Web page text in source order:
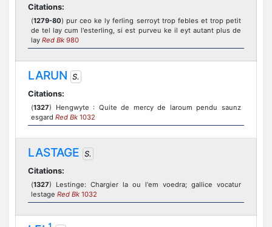
Citations:
(1279-80) pur ceo ke ly ferling serroyt trop febles et trop petit
de tel lay cum l'esterling, si est purveu ke il eyt autant plus de
lay Red Bk 980
LARUN S.
Citations:
(1327) Hengwyte : Quite de mercy de laroum pendu saunz
esgard Red Bk 1032
LASTAGE S.
Citations:
(1327) Lestinge: Chargier la ou l'em voedra; gallice vocatur
lestage Red Bk 1032